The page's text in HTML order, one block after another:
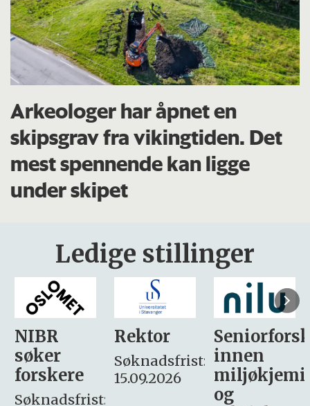
Arkeologer har åpnet en
skipsgrav fra vikingtiden. Det
mest spennende kan ligge
under skipet
Ledige stillinger
Rektor
Søknadsfrist:
15.09.2026
Seniorforsker
innen
miljøkjemi
søker
– fast